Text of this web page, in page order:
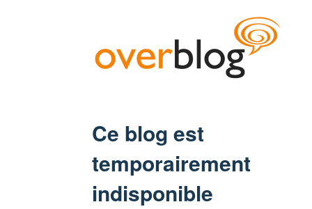
Ce blog est
temporairement
indisponible